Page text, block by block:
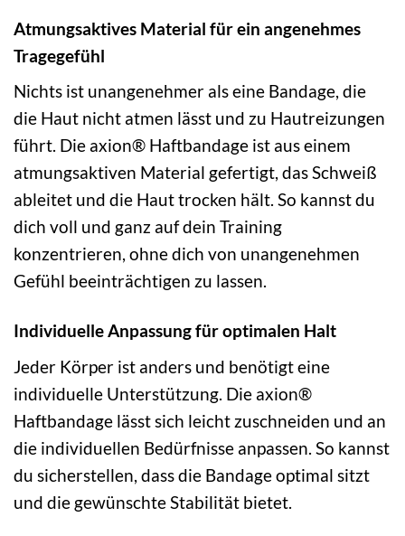
Atmungsaktives Material für ein angenehmes
Tragegefühl
Nichts ist unangenehmer als eine Bandage, die
die Haut nicht atmen lässt und zu Hautreizungen
führt. Die axion® Haftbandage ist aus einem
atmungsaktiven Material gefertigt, das Schweiß
ableitet und die Haut trocken hält. So kannst du
dich voll und ganz auf dein Training
konzentrieren, ohne dich von unangenehmen
Gefühl beeinträchtigen zu lassen.
Individuelle Anpassung für optimalen Halt
Jeder Körper ist anders und benötigt eine
individuelle Unterstützung. Die axion®
Haftbandage lässt sich leicht zuschneiden und an
die individuellen Bedürfnisse anpassen. So kannst
du sicherstellen, dass die Bandage optimal sitzt
und die gewünschte Stabilität bietet.